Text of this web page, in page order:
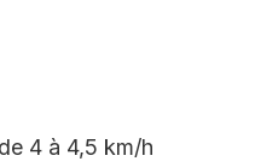
4 à 4,5 km/h